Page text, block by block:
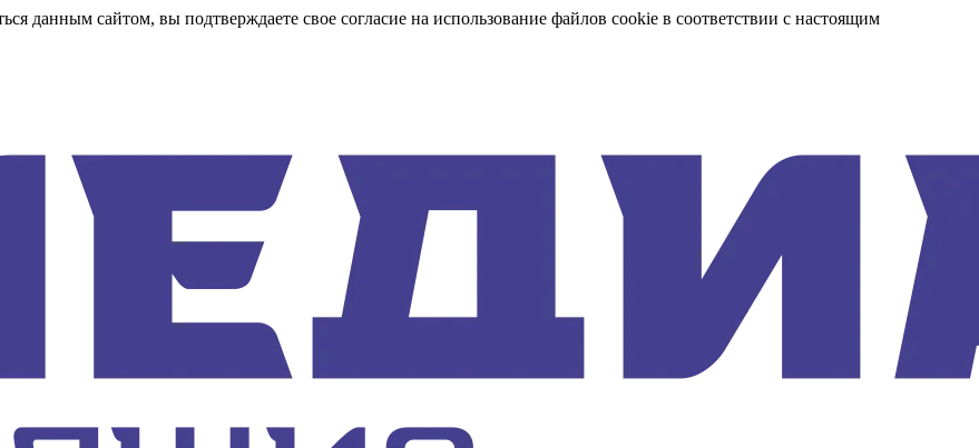
данным сайтом, вы подтверждаете свое согласие на использование файлов cookie в соответствии с настоящим